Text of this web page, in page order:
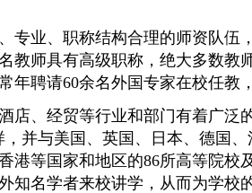
业、职称结构合理的师资队伍
教师具有高级职称，绝大多数教
年聘请60余名外国专家在校任教
、经贸等行业和部门有着广泛
并与美国、英国、日本、德国、
港等国家和地区的86所高等院校
知名学者来校讲学，从而为学校